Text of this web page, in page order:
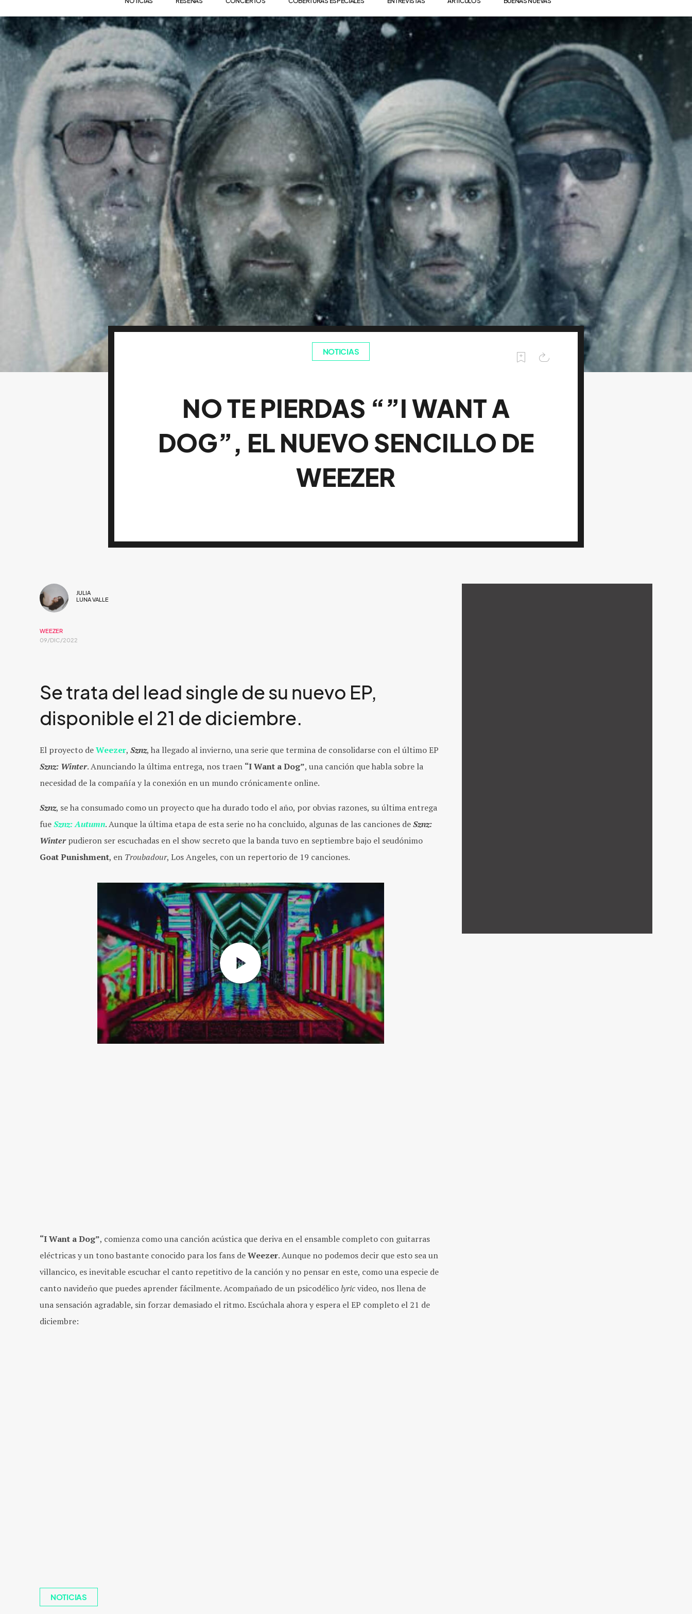
NOTICIAS
NO TE PIERDAS “”I WANT A
DOG”, EL NUEVO SENCILLO DE
WEEZER
JULIA
LUNA VALLE
WEEZER
09/DIC/2022
Se trata del lead single de su nuevo EP,
disponible el 21 de diciembre.
El proyecto deWeezer, Sznz, ha llegado al invierno, una serie que termina de consolidarse con el último EP
Sznz: Winter. Anunciando la última entrega, nos traen “I Want a Dog”, una canción que habla sobre la
necesidad de la compañía y la conexión en un mundo crónicamente online.
Sznz, se ha consumado como un proyecto que ha durado todo el año, por obvias razones, su última entrega
fueSznz: Autumn. Aunque la última etapa de esta serie no ha concluido, algunas de las canciones deSznz:
Winterpudieron ser escuchadas en el show secreto que la banda tuvo en septiembre bajo el seudónimo
Goat Punishment, en Troubadour, Los Angeles, con un repertorio de 19 canciones.
“I Want a Dog”, comienza como una canción acústica que deriva en el ensamble completo con guitarras
eléctricas y un tono bastante conocido para los fans deWeezer. Aunque no podemos decir que esto sea un
villancico, es inevitable escuchar el canto repetitivo de la canción y no pensar en este, como una especie de
canto navideño que puedes aprender fácilmente. Acompañado de un psicodélicolyricvideo, nos llena de
una sensación agradable, sin forzar demasiado el ritmo. Escúchala ahora y espera el EP completo el 21 de
diciembre:
NOTICIAS